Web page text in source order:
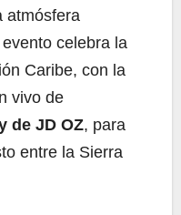
atmósfera
celebra la
Caribe, con la
vivo de
de JD OZ, para
entre la Sierra